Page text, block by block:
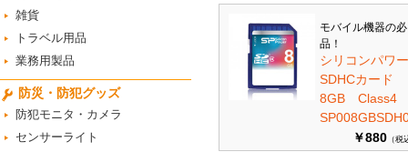
雑貨
トラベル用品
業務用製品
防災・防犯グッズ
防犯モニタ・カメラ
センサーライト
モバイル機器の
品！
シリコンパ
SDHCカード
8GB
￥880 （税